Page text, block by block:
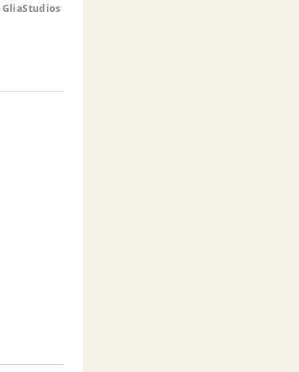
GliaStudios